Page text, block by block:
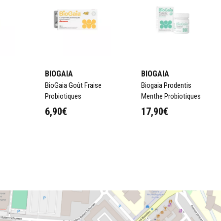
et
BioGaia® sont
de recherche à
avec de
que des centaines de
BIOGAIA
BioGaia Goût Fraise
Probiotiques
6,90€
BIOGAIA
Biogaia Prodentis
Menthe Probiotiques
17,90€